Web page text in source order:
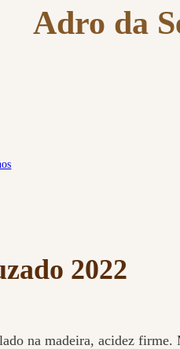
Adro da
2022
na madeira, acidez